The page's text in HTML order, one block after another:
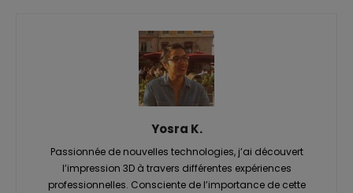
Yosra K.
Passionnée de nouvelles technologies, j’ai découvert
l’impression 3D à travers différentes expériences
professionnelles. Consciente de l’importance de cette